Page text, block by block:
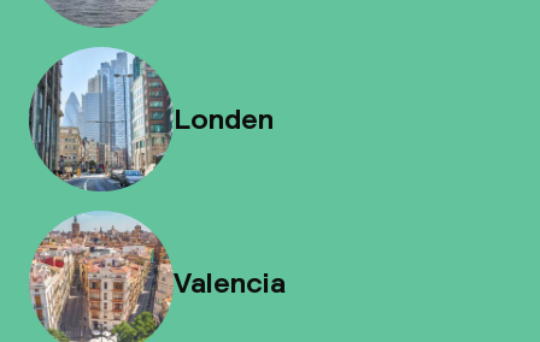
Londen
Valencia